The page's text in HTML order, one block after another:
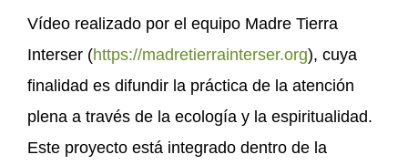
Vídeo realizado por el equipo Madre Tierra
Interser (https://madretierrainterser.org), cuya
finalidad es difundir la práctica de la atención
plena a través de la ecología y la espiritualidad.
Este proyecto está integrado dentro de la